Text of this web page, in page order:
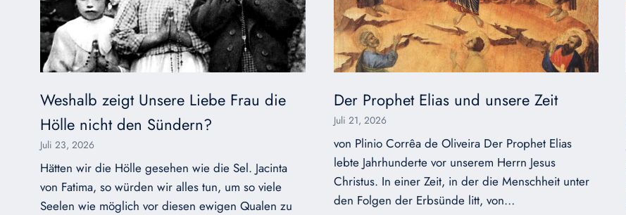
Weshalb zeigt Unsere Liebe Frau die
Hölle nicht den Sündern?
Juli 23, 2026
Hätten wir die Hölle gesehen wie die Sel. Jacinta
von Fatima, so würden wir alles tun, um so viele
Seelen wie möglich vor diesen ewigen Qualen zu
Der Prophet Elias und unsere Zeit
Juli 21, 2026
von Plinio Corrêa de Oliveira Der Prophet Elias
lebte Jahrhunderte vor unserem Herrn Jesus
Christus. In einer Zeit, in der die Menschheit unter
den Folgen der Erbsünde litt, von…